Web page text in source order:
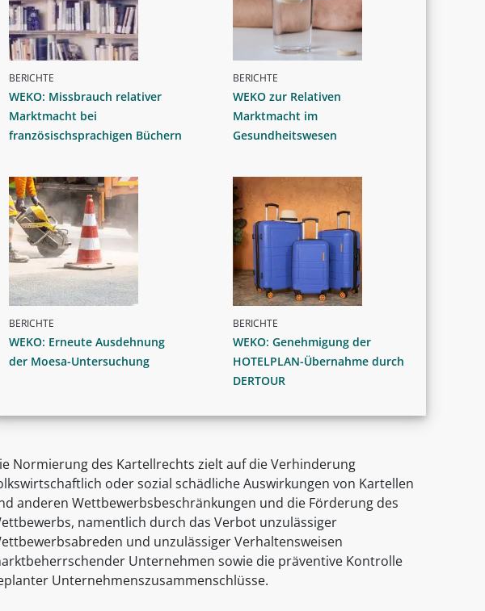
BERICHTE
WEKO: Missbrauch relativer
Marktmacht bei
französischsprachigen Büchern
BERICHTE
WEKO zur Relativen
Marktmacht im
Gesundheitswesen
BERICHTE
WEKO: Erneute Ausdehnung
der Moesa-Untersuchung
BERICHTE
WEKO: Genehmigung der
HOTELPLAN-Übernahme durch
DERTOUR
Normierung des Kartellrechts zielt auf die Verhinderung
oder sozial schädliche Auswirkungen von Kartellen
anderen Wettbewerbsbeschränkungen und die Förderung des
namentlich durch das Verbot unzulässiger
und unzulässiger Verhaltensweisen
Unternehmen sowie die präventive Kontrolle
Unternehmenszusammenschlüsse.